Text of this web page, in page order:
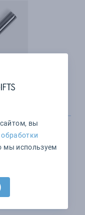
вы
мы используем